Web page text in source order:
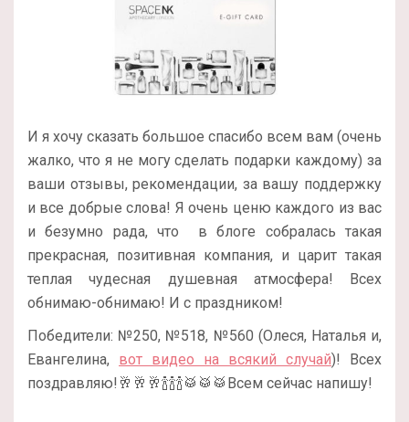
И я хочу сказать большое спасибо всем вам (очень
жалко, что я не могу сделать подарки каждому) за
ваши отзывы, рекомендации, за вашу поддержку
и все добрые слова! Я очень ценю каждого из вас
и безумно рада, что в блоге собралась такая
прекрасная, позитивная компания, и царит такая
теплая чудесная душевная атмосфера! Всех
обнимаю-обнимаю! И с праздником!
Победители: №250, №518, №560 (Олеся, Наталья и,
Евангелина, вот видео на всякий случай)! Всех
поздравляю!🥂🥂🥂🍾🍾🍾🥁🥁🥁Всем сейчас напишу!